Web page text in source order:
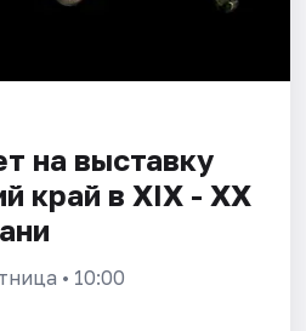
на выставку
край в XIX - XX
• 10:00